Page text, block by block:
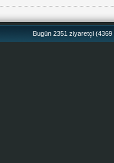
Bugün 2351 ziyaretçi (4369